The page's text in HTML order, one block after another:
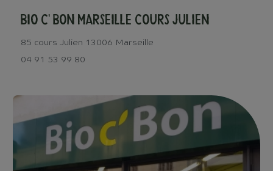
Bio c' Bon Marseille cours Julien
85 cours Julien 13006 Marseille
04 91 53 99 80